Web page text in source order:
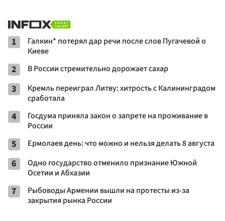
1
Галкин* потерял дар речи после слов Пугачевой о
Киеве
2 В России стремительно дорожает сахар
3
Кремль переиграл Литву: хитрость с Калининградом
сработала
4
Госдума приняла закон о запрете на проживание в
России
5 Ермолаев день: что можно и нельзя делать 8 августа
6
Одно государство отменило признание Южной
Осетии и Абхазии
7
Рыбоводы Армении вышли на протесты из-за
закрытия рынка России